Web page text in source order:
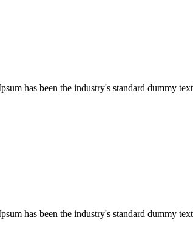
has been the industry's standard dummy
has been the industry's standard dummy